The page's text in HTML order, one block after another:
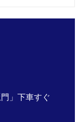
」下車すぐ